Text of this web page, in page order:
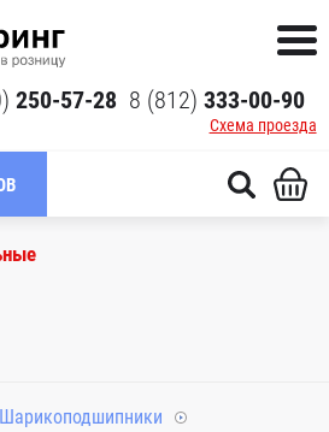
250-57-28 8 (812) 333-00-90
Схема проезда
Шарикоподшипники